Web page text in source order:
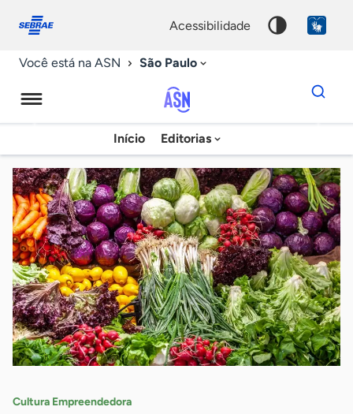
conosco
acessibilidade
Você está na ASN São Paulo
Agência
Sebrae
de
Notícias
Início Editorias
Dados
para
chave
Cultura Empreendedora